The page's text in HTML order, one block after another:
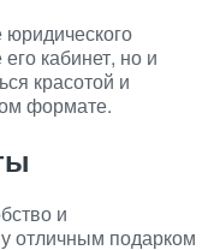
кабинет, но и
красотой и
формате.
и
отличным подарком